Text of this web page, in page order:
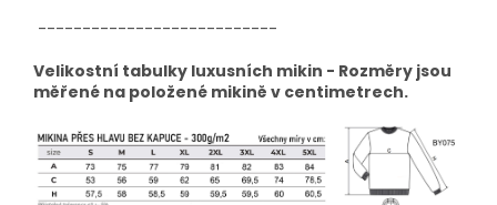
---------------------------
Velikostní tabulky luxusních mikin - Rozměry jsou
měřené na položené mikině v centimetrech.